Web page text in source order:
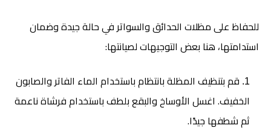
للحفاظ على مظلات الحدائق والسواتر في حالة جيدة وضمان
استدامتها، هنا بعض التوجيهات لصيانتها:
قم بتنظيف المظلة بانتظام باستخدام الماء الفاتر والصابون
الخفيف. اغسل الأوساخ والبقع بلطف باستخدام فرشاة ناعمة
ثم شطفها جيدًا.